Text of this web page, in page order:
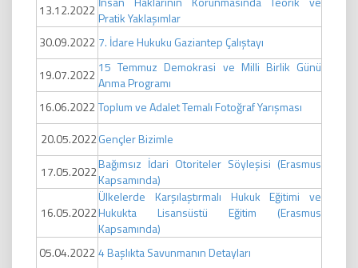
13.12.2022Pratik Yaklaşımlar
30.09.2022 7. İdare Hukuku Gaziantep Çalıştayı
19.07.2022 15 Temmuz Demokrasi ve Milli Birlik Günü
Anma Programı
16.06.2022Toplum ve Adalet Temalı Fotoğraf Yarışması
20.05.2022Gençler Bizimle
17.05.2022Bağımsız İdari Otoriteler Söyleşisi (Erasmus
Kapsamında)
16.05.2022
Ülkelerde Karşılaştırmalı Hukuk Eğitimi ve
Hukukta Lisansüstü Eğitim (Erasmus
Kapsamında)
05.04.20224 Başlıkta Savunmanın Detayları